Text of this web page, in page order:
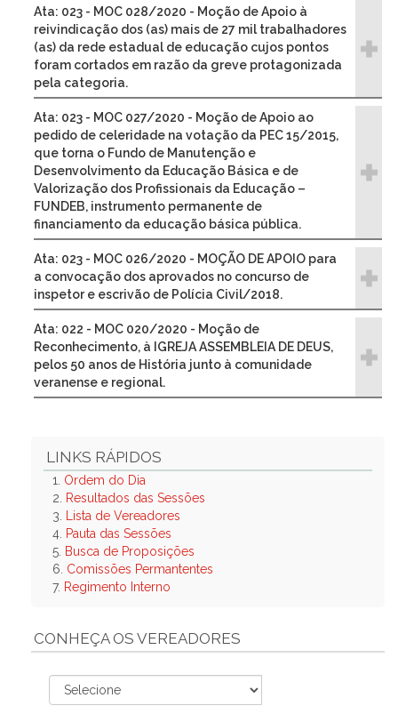
Ata: 023 - MOC 028/2020 - Moção de Apoio à
reivindicação dos (as) mais de 27 mil trabalhadores
(as) da rede estadual de educação cujos pontos
foram cortados em razão da greve protagonizada
pela categoria.
Ata: 023 - MOC 027/2020 - Moção de Apoio ao
pedido de celeridade na votação da PEC 15/2015,
que torna o Fundo de Manutenção e
Desenvolvimento da Educação Básica e de
Valorização dos Profissionais da Educação –
FUNDEB, instrumento permanente de
financiamento da educação básica pública.
Ata: 023 - MOC 026/2020 - MOÇÃO DE APOIO para
a convocação dos aprovados no concurso de
inspetor e escrivão de Polícia Civil/2018.
Ata: 022 - MOC 020/2020 - Moção de
Reconhecimento, à IGREJA ASSEMBLEIA DE DEUS,
pelos 50 anos de História junto à comunidade
veranense e regional.
LINKS RÁPIDOS
1. Ordem do Dia
2.
Resultados das Sessões
3.
Lista de Vereadores
4. Pauta das Sessões
5. Busca de Proposições
6. Comissões Permantentes
7. Regimento Interno
CONHEÇA OS VEREADORES